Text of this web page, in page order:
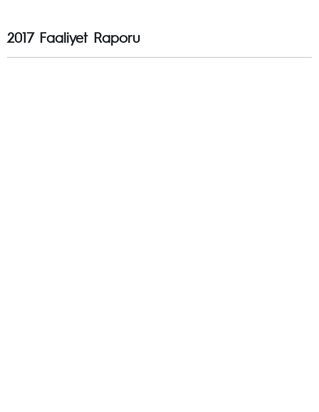
2017 Faaliyet Raporu